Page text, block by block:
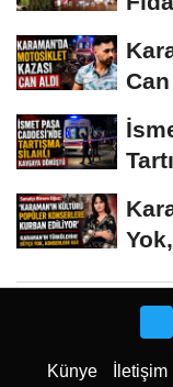
Can
Künye İletişim